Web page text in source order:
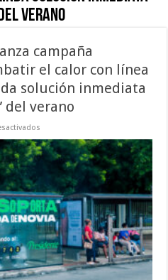
verano
campaña
el calor con línea
solución inmediata
del verano
Presidente
lanza
campaña
innovadora
combatir
el
calor
con
línea
de
teléfono
que
brinda
solución